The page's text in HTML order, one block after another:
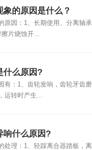
的原因是什么？
原因：1、长期使用、分离轴承
片烧蚀开...
什么原因?
有：1、齿轮发响，齿轮牙齿磨
运转时产生...
响什么原因?
处理：1、轻踩离合器踏板，离